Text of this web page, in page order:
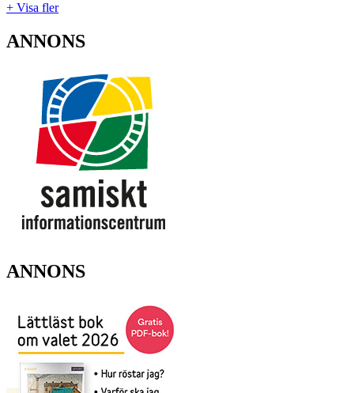
+ Visa fler
ANNONS
ANNONS